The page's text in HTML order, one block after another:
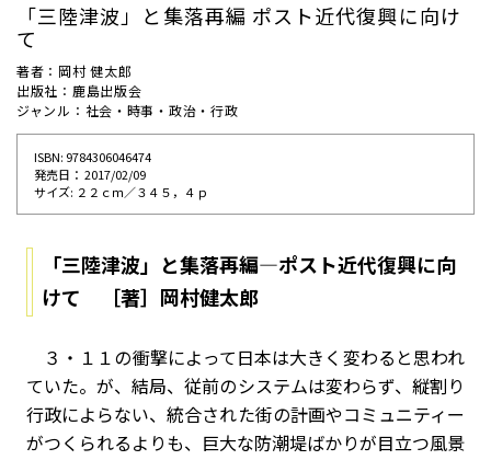
「三陸津波」と集落再編 ポスト近代復興に向け
て
著者：岡村 健太郎
出版社：鹿島出版会
ジャンル：社会・時事・政治・行政
ISBN: 9784306046474
発売⽇： 2017/02/09
サイズ: ２２ｃｍ／３４５，４ｐ
「三陸津波」と集落再編―ポスト近代復興に向
けて ［著］岡村健太郎
３・１１の衝撃によって日本は大きく変わると思われ
ていた。が、結局、従前のシステムは変わらず、縦割り
行政によらない、統合された街の計画やコミュニティー
がつくられるよりも、巨大な防潮堤ばかりが目立つ風景